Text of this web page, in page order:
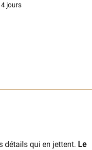
jours
détails qui en jettent. Le